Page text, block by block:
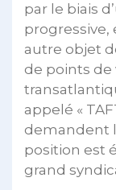
par le biais
progressive,
autre objet
de points de
appelé «
demandent
position est
grand